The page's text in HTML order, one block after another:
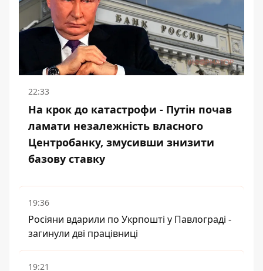
22:33
На крок до катастрофи - Путін почав
ламати незалежність власного
Центробанку, змусивши знизити
базову ставку
19:36
Росіяни вдарили по Укрпошті у Павлограді -
загинули дві працівниці
19:21